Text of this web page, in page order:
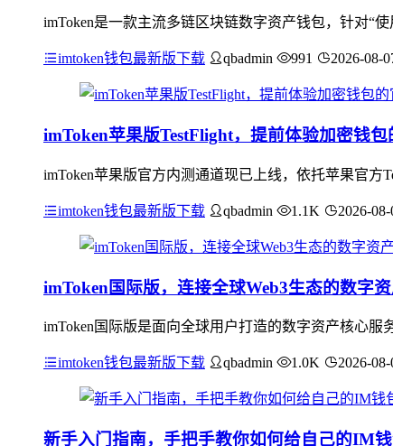
imToken是一款主流多链区块链数字资产钱包，针对“
imtoken钱包最新版下载 qbadmin 991 2026-08-
imToken苹果版TestFlight，提前体验加密钱
imToken苹果版官方内测通道现已上线，依托苹果官
imtoken钱包最新版下载 qbadmin 1.1K 2026-08-
imToken国际版，连接全球Web3生态的数字
imToken国际版是面向全球用户打造的数字资产核心
imtoken钱包最新版下载 qbadmin 1.0K 2026-08-
新手入门指南，手把手教你如何给自己的IM